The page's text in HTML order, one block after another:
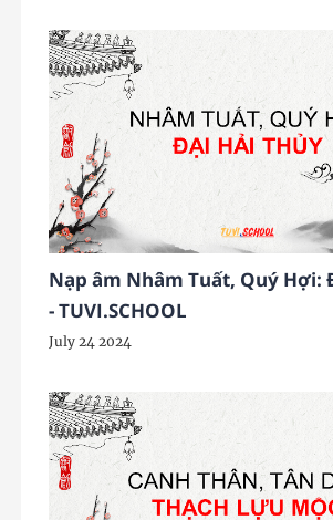
Nạp âm Nhâm Tuất, Quý Hợi:
- TUVI.SCHOOL
July 24 2024